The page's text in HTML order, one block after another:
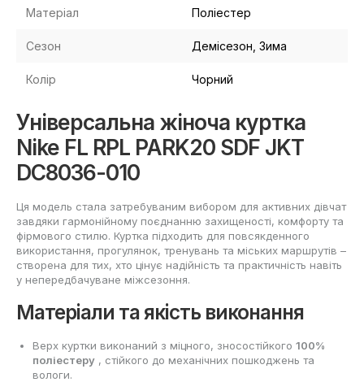
Матеріал Поліестер
Сезон Демісезон, Зима
Колір Чорний
Універсальна жіноча куртка
Nike FL RPL PARK20 SDF JKT
DC8036-010
Ця модель стала затребуваним вибором для активних дівчат
завдяки гармонійному поєднанню захищеності, комфорту та
фірмового стилю. Куртка підходить для повсякденного
використання, прогулянок, тренувань та міських маршрутів –
створена для тих, хто цінує надійність та практичність навіть
у непередбачуване міжсезоння.
Матеріали та якість виконання
Верх куртки виконаний з міцного, зносостійкого 100%
поліестеру , стійкого до механічних пошкоджень та
вологи.